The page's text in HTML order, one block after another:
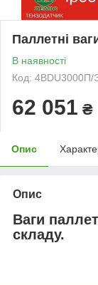
Паллетні
В наявності
Код: 4BDU3000П/
62 051 ₴
Опис
Опис
Ваги
складу.